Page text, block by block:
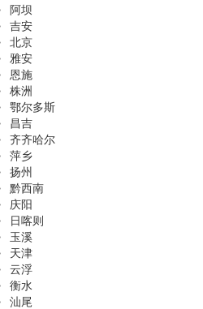
阿坝
吉安
北京
雅安
恩施
株洲
鄂尔多斯
昌吉
齐齐哈尔
萍乡
扬州
黔西南
庆阳
日喀则
玉溪
天津
云浮
衡水
汕尾